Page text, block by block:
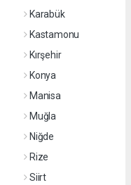
Karabük
Kastamonu
Kırşehir
Konya
Manisa
Muğla
Niğde
Rize
Siirt